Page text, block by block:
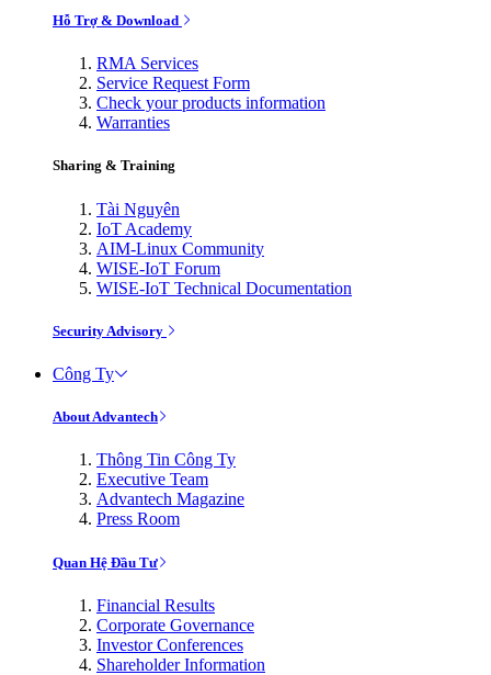
Hỗ Trợ & Download
RMA Services
Service Request Form
Check your products information
Warranties
Sharing & Training
Tài Nguyên
IoT Academy
AIM-Linux Community
WISE-IoT Forum
WISE-IoT Technical Documentation
Security Advisory
Công Ty
About Advantech
Thông Tin Công Ty
Executive Team
Advantech Magazine
Press Room
Quan Hệ Đầu Tư
Financial Results
Corporate Governance
Investor Conferences
Shareholder Information